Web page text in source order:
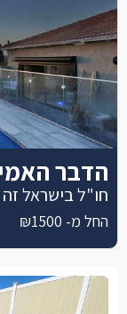
הדבר
חו"ל בישראל זה
החל מ- ₪1500